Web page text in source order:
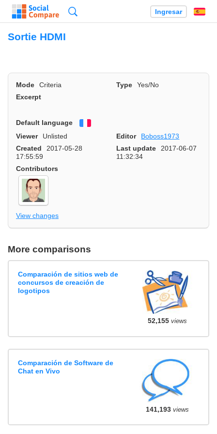
Ingresar
Sortie HDMI
Mode Criteria Type
Yes/No
Excerpt
Default language
Viewer
Unlisted Editor
Boboss1973
Created
2017-05-28
17:55:59
Last update
2017-06-07
11:32:34
Contributors
View changes
More comparisons
Comparación de sitios web de
concursos de creación de
logotipos
52,155views
Comparación de Software de
Chat en Vivo
141,193views